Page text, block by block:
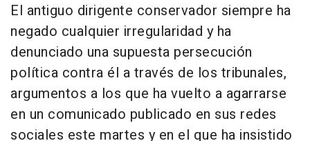
El antiguo dirigente conservador siempre ha
negado cualquier irregularidad y ha
denunciado una supuesta persecución
política contra él a través de los tribunales,
argumentos a los que ha vuelto a agarrarse
en un comunicado publicado en sus redes
sociales este martes y en el que ha insistido